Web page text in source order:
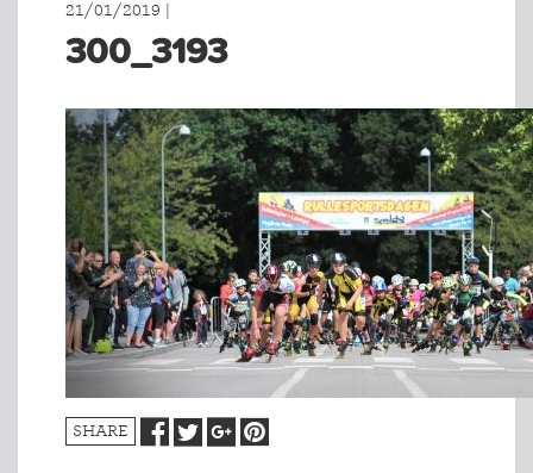
21/01/2019 |
300_3193
SHARE